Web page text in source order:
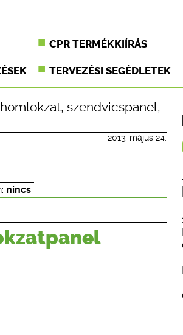
CPR TERMÉKKIÍRÁS
TERVEZÉSI SEGÉDLETEK
homlokzat, szendvicspanel,
2013. május 24.
nincs